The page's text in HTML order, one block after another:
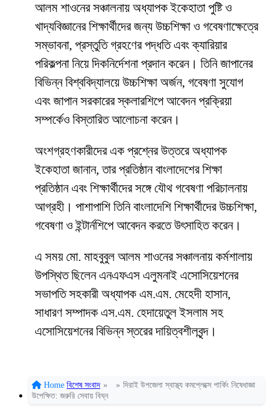
আলম শাওনের সঞ্চালনায় অধ্যাপক ইকেহাতা পুষ্টি ও
খাদ্যবিজ্ঞানের শিক্ষার্থীদের জন্য উচ্চশিক্ষা ও গবেষণাক্ষেত্রে
সম্ভাবনা, প্রস্তুতি গ্রহণের পদ্ধতি এবং ক্যারিয়ার
পরিকল্পনা নিয়ে দিকনির্দেশনা প্রদান করেন। তিনি জাপানের
বিভিন্ন বিশ্ববিদ্যালয়ে উচ্চশিক্ষা অর্জন, গবেষণা সুযোগ
এবং জাপান সরকারের স্কলারশিপে আবেদন প্রক্রিয়া
সম্পর্কেও বিস্তারিত আলোচনা করেন।
অংশগ্রহণকারীদের এক প্রশ্নের উত্তরে অধ্যাপক
ইকেহাতা জানান, তার প্রতিষ্ঠান বাংলাদেশের শিক্ষা
প্রতিষ্ঠান এবং শিক্ষার্থীদের সঙ্গে যৌথ গবেষণা পরিচালনায়
আগ্রহী। পাশাপাশি তিনি বাংলাদেশি শিক্ষার্থীদের উচ্চশিক্ষা,
গবেষণা ও ইন্টার্নশিপে আবেদন করতে উৎসাহিত করেন।
এ সময় মো. মাহবুবুল আলম শাওনের সঞ্চালনায় কর্মশালায়
উপস্থিত ছিলেন এনএফএস এলুমনাই এসোসিয়েশনের
সভাপতি সহকারী অধ্যাপক এম.এম. মেহেদী হাসান,
সাধারণ সম্পাদক এস.এম. হেদায়েতুল ইসলাম সহ
এসোসিয়েশনের বিভিন্ন স্তরের দায়িত্বশীলবৃন্দ।
Home বিশেষ সংবাদ » » দিরাই উপজেলা স্বাস্থ্য কমপ্লেক্সে পার্কিং নিষেধাজ্ঞা
উপেক্ষিত: জরুরি সেবায় বিঘ্ন